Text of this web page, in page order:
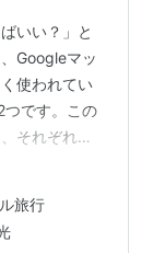
いい？」と
Googleマッ
使われてい
つです。この
それぞれの
ップ vs
えばいい？
マップ
旅行